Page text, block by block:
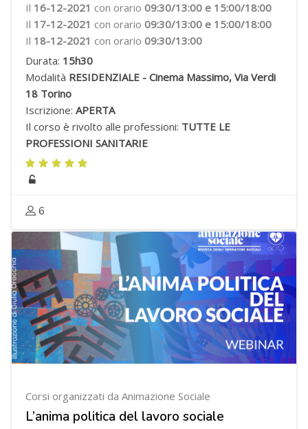
Il 16-12-2021 con orario 09:30/13:00 e 15:00/18:00
Il 17-12-2021 con orario 09:30/13:00 e 15:00/18:00
Il 18-12-2021 con orario 09:30/13:00
Durata: 15h30
Modalità RESIDENZIALE - Cinema Massimo, Via Verdi
18 Torino
Iscrizione: APERTA
Il corso è rivolto alle professioni: TUTTE LE
PROFESSIONI SANITARIE
6
Corsi organizzati da Animazione Sociale
L’anima politica del lavoro sociale